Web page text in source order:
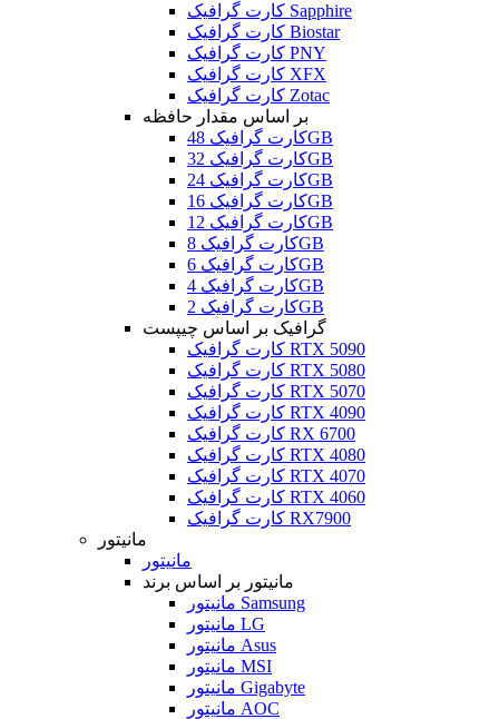
کارت گرافیک Sapphire
کارت گرافیک Biostar
کارت گرافیک PNY
کارت گرافیک XFX
کارت گرافیک Zotac
بر اساس مقدار حافظه
کارت گرافیک 48GB
کارت گرافیک 32GB
کارت گرافیک 24GB
کارت گرافیک 16GB
کارت گرافیک 12GB
کارت گرافیک 8GB
کارت گرافیک 6GB
کارت گرافیک 4GB
کارت گرافیک 2GB
گرافیک بر اساس چیپست
کارت گرافیک RTX 5090
کارت گرافیک RTX 5080
کارت گرافیک RTX 5070
کارت گرافیک RTX 4090
کارت گرافیک RX 6700
کارت گرافیک RTX 4080
کارت گرافیک RTX 4070
کارت گرافیک RTX 4060
کارت گرافیک RX7900
مانیتور
مانیتور
مانیتور بر اساس برند
مانیتور Samsung
مانیتور LG
مانیتور Asus
مانیتور MSI
مانیتور Gigabyte
مانیتور AOC